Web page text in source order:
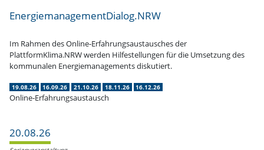
EnergiemanagementDialog.NRW
Im Rahmen des Online-Erfah­rungs­aus­tau­sches der
PlattformKlima.NRW werden Hilfe­stel­lungen für die Umsetzung des
kommu­nalen Energie­ma­nage­ments diskutiert.
19.08.26 16.09.26 21.10.26 18.11.26 16.12.26
Online-Erfahrungsaustausch
20.08.26